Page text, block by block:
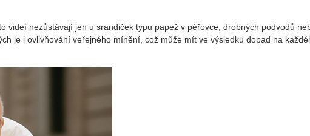
videí nezůstávají jen u srandiček typu papež v péřovce, drobných podvodů
je i ovlivňování veřejného mínění, což může mít ve výsledku dopad na